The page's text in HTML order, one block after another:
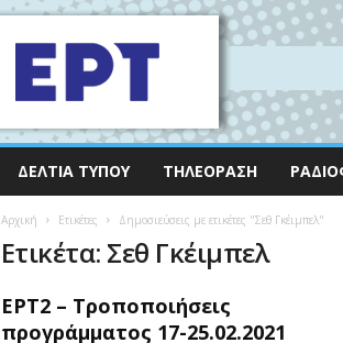
ΔΕΛΤΊΑ ΤΎΠΟΥ ΤΗΛΕΌΡΑΣΗ
Αρχική Ετικέτες Δημοσιεύσεις με ετικέτες "Σεθ Γκέιμπελ"
Ετικέτα: Σεθ Γκέιμπελ
ΕΡΤ2 – Τροποποιήσεις
προγράμματος 17-25.02.2021